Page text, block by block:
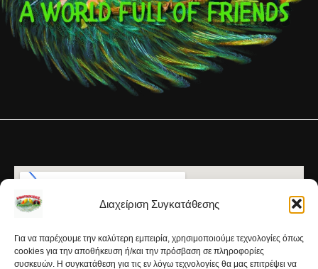
Διαχείριση Συγκατάθεσης
Για να παρέχουμε την καλύτερη εμπειρία, χρησιμοποιούμε τεχνολογίες όπως
cookies για την αποθήκευση ή/και την πρόσβαση σε πληροφορίες
συσκευών. Η συγκατάθεση για τις εν λόγω τεχνολογίες θα μας επιτρέψει να